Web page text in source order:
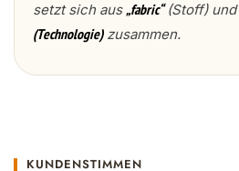
setzt sich aus„fabric“(Stoff) und
(Technologie)zusammen.
KUNDENSTIMMEN